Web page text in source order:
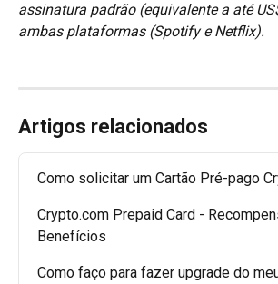
assinatura padrão (equivalente a até
ambas plataformas (Spotify e Netflix).
Artigos relacionados
Como solicitar um Cartão Pré-pago
Crypto.com Prepaid Card -
Benefícios
Como faço para fazer upgrade do